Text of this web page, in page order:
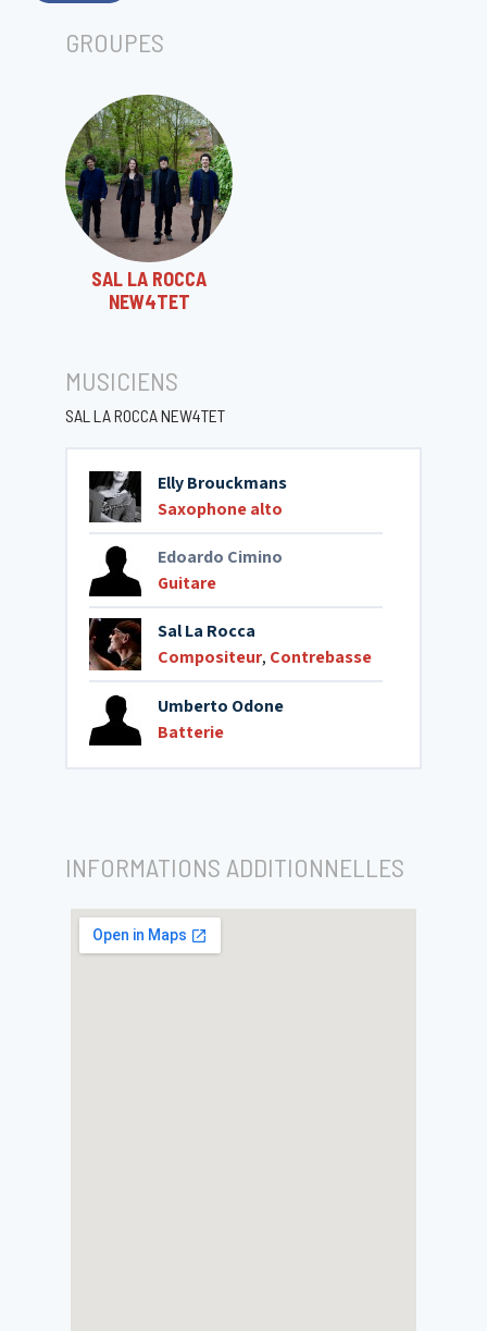
GROUPES
SAL LA ROCCA
NEW4TET
MUSICIENS
SAL LA ROCCA NEW4TET
Elly Brouckmans
Saxophone alto
Edoardo Cimino
Guitare
Sal La Rocca
Compositeur, Contrebasse
Umberto Odone
Batterie
INFORMATIONS ADDITIONNELLES